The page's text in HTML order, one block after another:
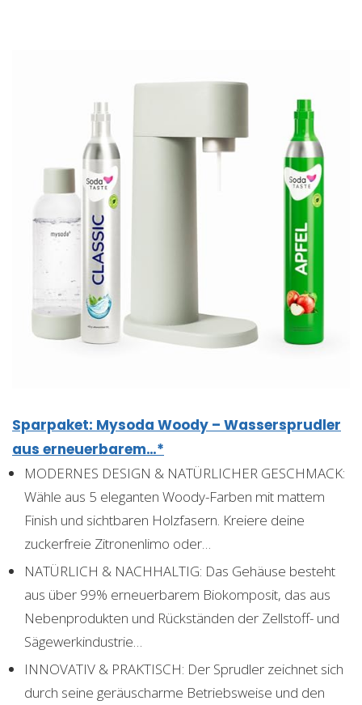
Sparpaket: Mysoda Woody – Wassersprudler
aus erneuerbarem…*
MODERNES DESIGN & NATÜRLICHER GESCHMACK:
Wähle aus 5 eleganten Woody-Farben mit mattem
Finish und sichtbaren Holzfasern. Kreiere deine
zuckerfreie Zitronenlimo oder…
NATÜRLICH & NACHHALTIG: Das Gehäuse besteht
aus über 99% erneuerbarem Biokomposit, das aus
Nebenprodukten und Rückständen der Zellstoff- und
Sägewerkindustrie…
INNOVATIV & PRAKTISCH: Der Sprudler zeichnet sich
durch seine geräuscharme Betriebsweise und den